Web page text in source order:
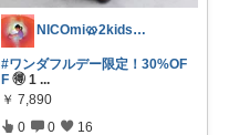
NICOmi🥨2kidsママ👦👧
#ワンダフルデー限定！30%OF
F 🉐 1 ...
￥ 7,890
0 0 16